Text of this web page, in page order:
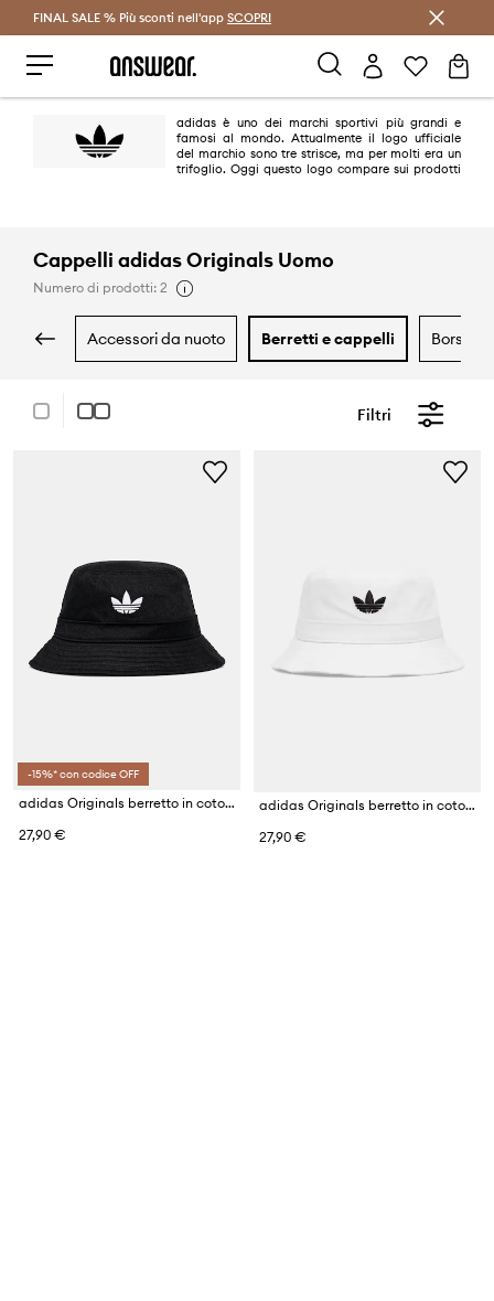
Risparmia con Answear Club >
FINAL SALE % Più sconti nell'app SCOPRI
adidas è uno dei marchi sportivi più grandi e
famosi al mondo. Attualmente il logo ufficiale
del marchio sono tre strisce, ma per molti era un
trifoglio. Oggi questo logo compare sui prodotti
Cappelli adidas Originals Uomo
Numero di prodotti: 2
accessori da nuoto berretti e cappelli borse e
Filtri
-15%* con codice OFF
adidas Originals berretto in cotone Adicolor
27,90 €
adidas Originals berretto in cotone Adicolor
27,90 €